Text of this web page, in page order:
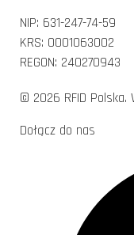
NIP: 631-247-74-59
KRS: 0001063002
REGON: 240270943
© 2026 RFID
Dołącz do nas